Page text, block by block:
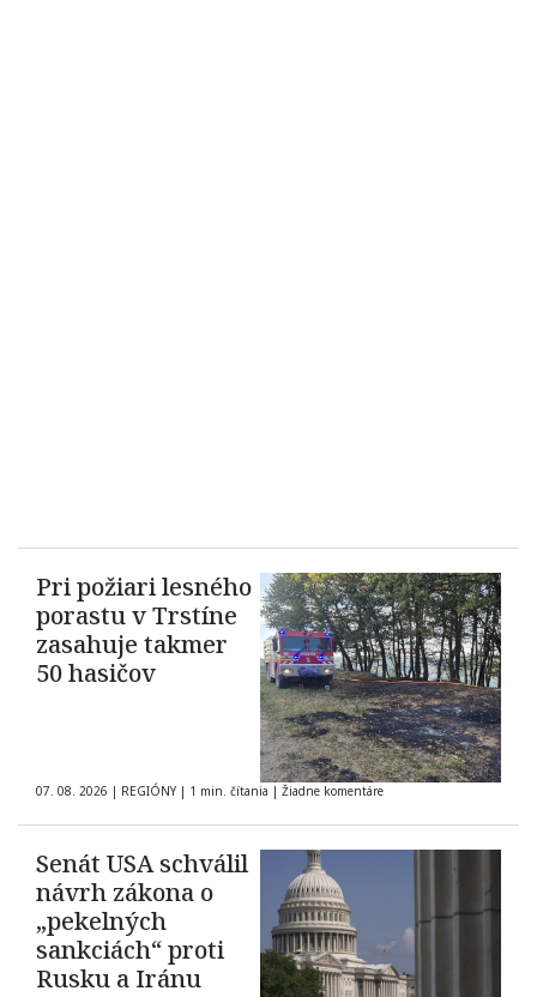
Pri požiari lesného
porastu v Trstíne
zasahuje takmer
50 hasičov
07. 08. 2026 | REGIÓNY | 1 min. čítania | Žiadne komentáre
Senát USA schválil
návrh zákona o
„pekelných
sankciách“ proti
Rusku a Iránu